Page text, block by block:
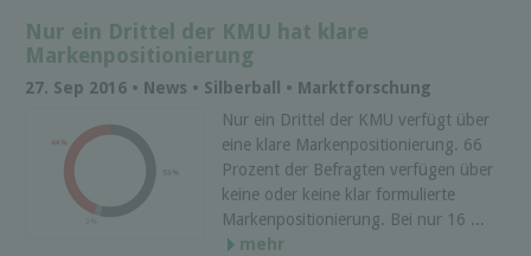
Nur ein Drittel der KMU hat klare
Markenpositionierung
27. Sep 2016 • News • Silberball • Marktforschung
Nur ein Drittel der KMU verfügt über
eine klare Markenpositionierung. 66
Prozent der Befragten verfügen über
keine oder keine klar formulierte
Markenpositionierung. Bei nur 16 ...
mehr